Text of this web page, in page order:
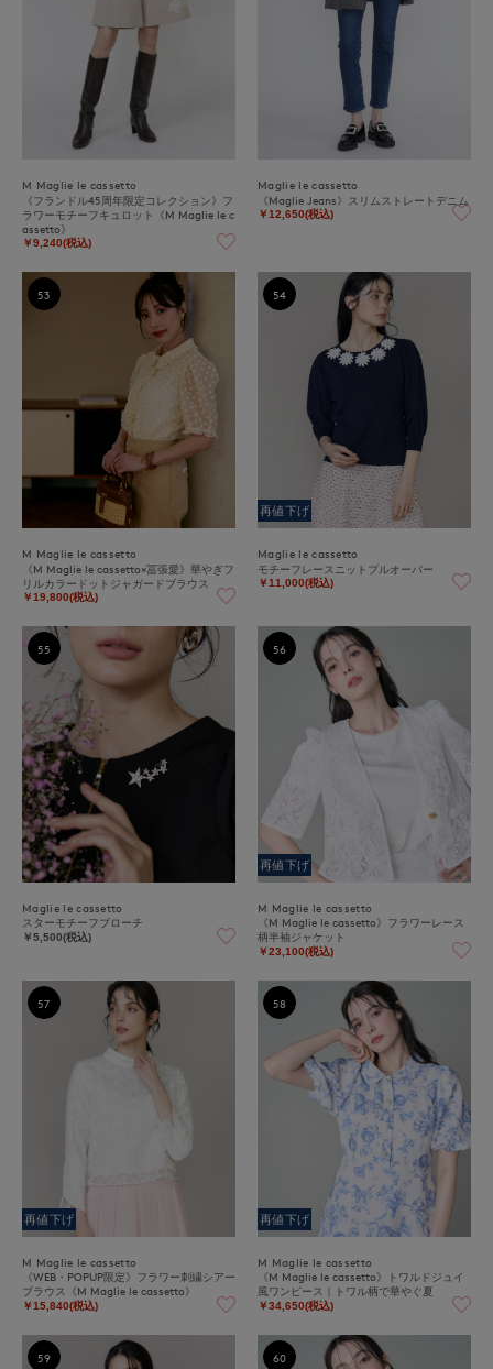
M Maglie le cassetto
《フランドル45周年限定コレクション》フ
ラワーモチーフキュロット《M Maglie le c
assetto》
￥9,240(税込)
Maglie le cassetto
《Maglie Jeans》スリムストレートデニム
￥12,650(税込)
M Maglie le cassetto
《M Maglie le cassetto×冨張愛》華やぎフ
リルカラードットジャガードブラウス
￥19,800(税込)
53
再値下げ
Maglie le cassetto
モチーフレースニットプルオーバー
￥11,000(税込)
54
Maglie le cassetto
スターモチーフブローチ
￥5,500(税込)
55
再値下げ
M Maglie le cassetto
《M Maglie le cassetto》フラワーレース
柄半袖ジャケット
￥23,100(税込)
56
再値下げ
M Maglie le cassetto
《WEB・POPUP限定》フラワー刺繍シアー
ブラウス《M Maglie le cassetto》
￥15,840(税込)
57
再値下げ
M Maglie le cassetto
《M Maglie le cassetto》トワルドジュイ
風ワンピース｜トワル柄で華やぐ夏
￥34,650(税込)
58
59 60